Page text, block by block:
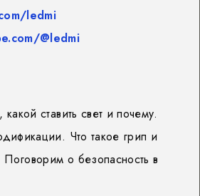
ledmi
@ledmi
ставить свет и почему.
Что такое грип и
о безопасность в